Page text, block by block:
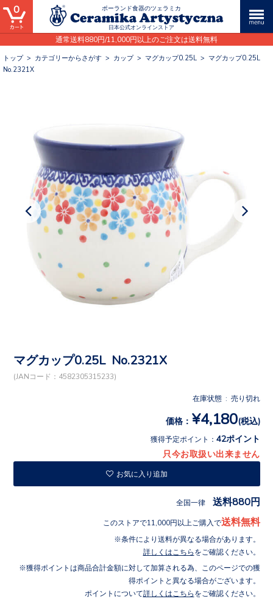
ポーランド食器のツェラミカ
日本公式オンラインストア
通常送料880円/11,000円以上のご注文は送料無料
0
トップ> カテゴリーからさがす > カップ> マグカップ0.25L > マグカップ0.25L
No.2321X
マグカップ0.25L No.2321X
(JANコード：4582305315233)
在庫状態 : 売り切れ
価格： ¥4,180(税込)
獲得予定ポイント： 42ポイント
只今お取扱い出来ません
お気に入り追加
全国一律 送料880円
このストアで11,000円以上ご購入で送料無料
条件により送料が異なる場合があります。
詳しくはこちら をご確認ください。
獲得ポイントは商品合計金額に対して加算される為、このページでの獲
得ポイントと異なる場合がございます。
ポイントについて詳しくはこちら をご確認ください。